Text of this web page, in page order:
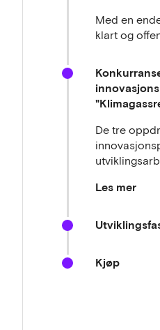
Med en
klart og
De tre
Les mer
med et
Kjøp